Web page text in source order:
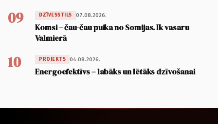
09 DZĪVESSTILS 07.08.2026.
Komsi – čau-čau puika no Somijas. Ik vasaru
Valmierā
10 PROJEKTS 04.08.2026.
Energoefektīvs – labāks un lētāks dzīvošanai